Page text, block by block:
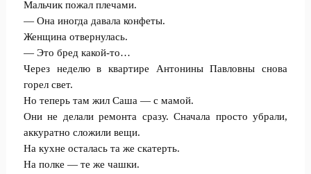
Мальчик пожал плечами.
— Она иногда давала конфеты.
Женщина отвернулась.
— Это бред какой-то…
Через неделю в квартире Антонины Павловны снова
горел свет.
Но теперь там жил Саша — с мамой.
Они не делали ремонта сразу. Сначала просто убрали,
аккуратно сложили вещи.
На кухне осталась та же скатерть.
На полке — те же чашки.